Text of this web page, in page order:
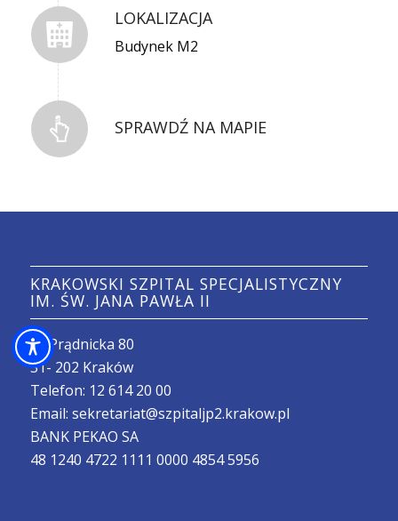
LOKALIZACJA
Budynek M2
SPRAWDŹ NA MAPIE
KRAKOWSKI SZPITAL SPECJALISTYCZNY
IM. ŚW. JANA PAWŁA II
ul. Prądnicka 80
31- 202 Kraków
Telefon: 12 614 20 00
Email: sekretariat@szpitaljp2.krakow.pl
BANK PEKAO SA
48 1240 4722 1111 0000 4854 5956